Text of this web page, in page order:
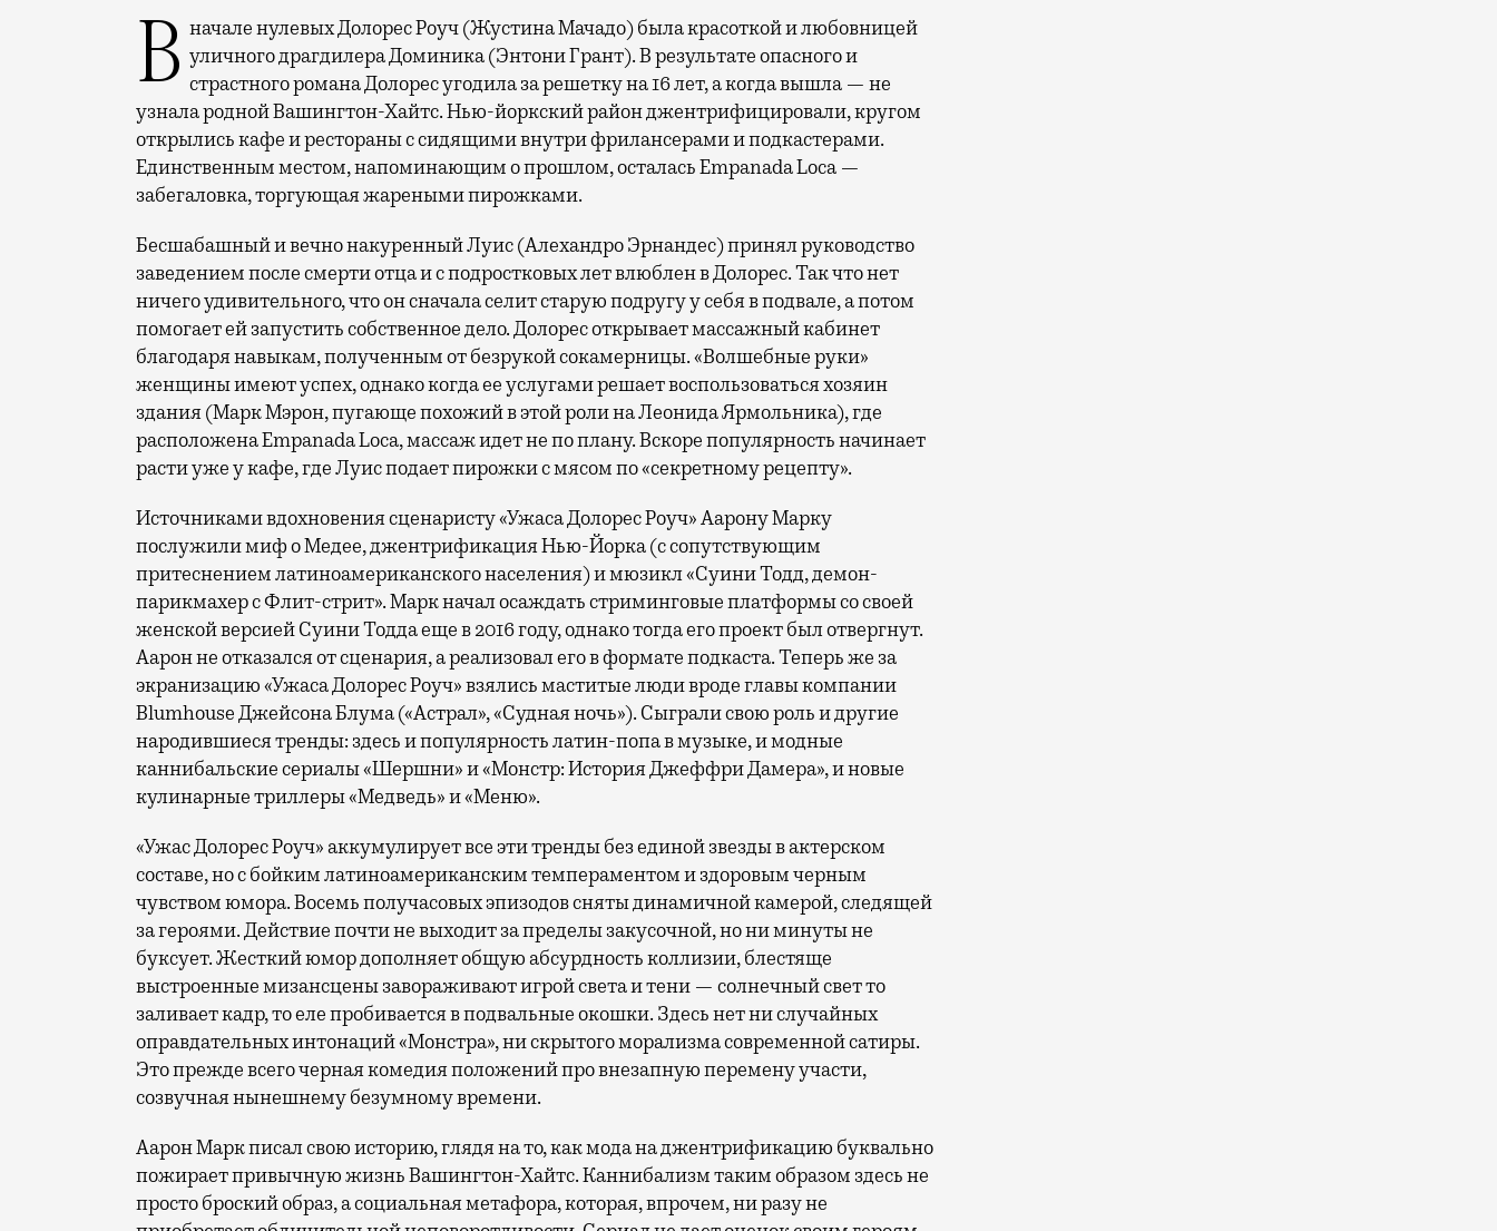
В начале нулевых Долорес Роуч (Жустина Мачадо) была красоткой и любовницей уличного драгдилера Доминика (Энтони Грант). В результате опасного и
страстного романа Долорес угодила за решетку на 16 лет, а когда вышла — не
узнала родной Вашингтон-Хайтс. Нью-йоркский район джентрифицировали, кругом
открылись кафе и рестораны с сидящими внутри фрилансерами и подкастерами.
Единственным местом, напоминающим о прошлом, осталась Empanada Loca —
забегаловка, торгующая жареными пирожками.
Бесшабашный и вечно накуренный Луис (Алехандро Эрнандес) принял руководство
заведением после смерти отца и с подростковых лет влюблен в Долорес. Так что нет
ничего удивительного, что он сначала селит старую подругу у себя в подвале, а потом
помогает ей запустить собственное дело. Долорес открывает массажный кабинет
благодаря навыкам, полученным от безрукой сокамерницы. «Волшебные руки»
женщины имеют успех, однако когда ее услугами решает воспользоваться хозяин
здания (Марк Мэрон, пугающе похожий в этой роли на Леонида Ярмольника), где
расположена Empanada Loca, массаж идет не по плану. Вскоре популярность начинает
расти уже у кафе, где Луис подает пирожки с мясом по «секретному рецепту».
Источниками вдохновения сценаристу «Ужаса Долорес Роуч» Аарону Марку
послужили миф о Медее, джентрификация Нью-Йорка (с сопутствующим
притеснением латиноамериканского населения) и мюзикл «Суини Тодд, демон-
парикмахер с Флит-стрит». Марк начал осаждать стриминговые платформы со своей
женской версией Суини Тодда еще в 2016 году, однако тогда его проект был отвергнут.
Аарон не отказался от сценария, а реализовал его в формате подкаста. Теперь же за
экранизацию «Ужаса Долорес Роуч» взялись маститые люди вроде главы компании
Blumhouse Джейсона Блума («Астрал», «Судная ночь»). Сыграли свою роль и другие
народившиеся тренды: здесь и популярность латин-попа в музыке, и модные
каннибальские сериалы «Шершни» и «Монстр: История Джеффри Дамера», и новые
кулинарные триллеры «Медведь» и «Меню».
«Ужас Долорес Роуч» аккумулирует все эти тренды без единой звезды в актерском
составе, но с бойким латиноамериканским темпераментом и здоровым черным
чувством юмора. Восемь получасовых эпизодов сняты динамичной камерой, следящей
за героями. Действие почти не выходит за пределы закусочной, но ни минуты не
буксует. Жесткий юмор дополняет общую абсурдность коллизии, блестяще
выстроенные мизансцены завораживают игрой света и тени — солнечный свет то
заливает кадр, то еле пробивается в подвальные окошки. Здесь нет ни случайных
оправдательных интонаций «Монстра», ни скрытого морализма современной сатиры.
Это прежде всего черная комедия положений про внезапную перемену участи,
созвучная нынешнему безумному времени.
Аарон Марк писал свою историю, глядя на то, как мода на джентрификацию буквально
пожирает привычную жизнь Вашингтон-Хайтс. Каннибализм таким образом здесь не
просто броский образ, а социальная метафора, которая, впрочем, ни разу не